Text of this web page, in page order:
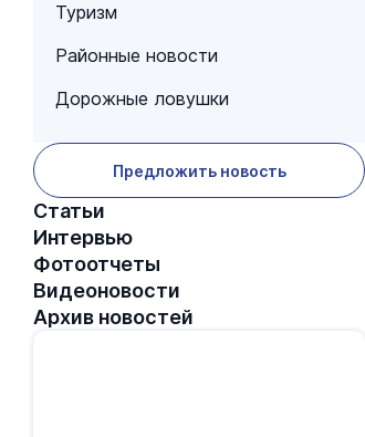
Туризм
Районные новости
Дорожные ловушки
Предложить новость
Статьи
Интервью
Фотоотчеты
Видеоновости
Архив новостей